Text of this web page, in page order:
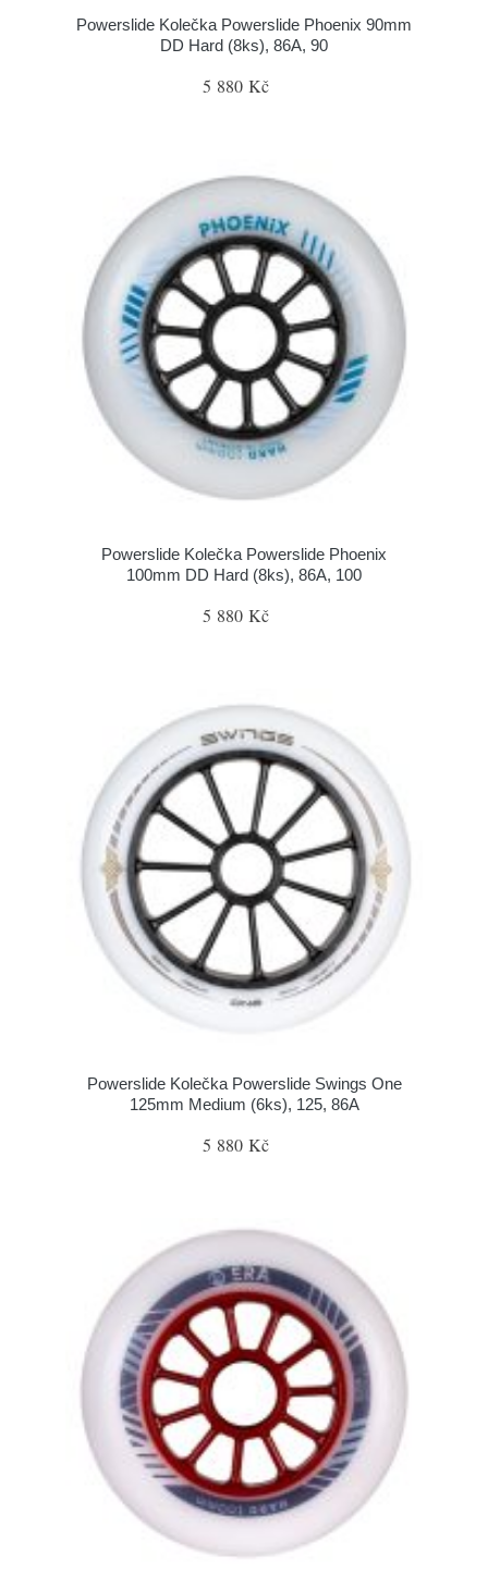
Powerslide Kolečka Powerslide Phoenix 90mm
DD Hard (8ks), 86A, 90
5 880 Kč
Powerslide Kolečka Powerslide Phoenix
100mm DD Hard (8ks), 86A, 100
5 880 Kč
Powerslide Kolečka Powerslide Swings One
125mm Medium (6ks), 125, 86A
5 880 Kč